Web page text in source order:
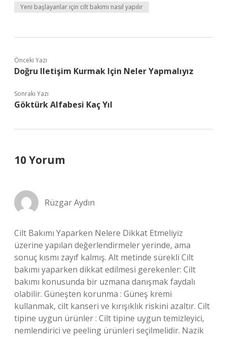
Yeni başlayanlar için cilt bakımı nasıl yapılır
Önceki Yazı
Doğru Iletişim Kurmak Için Neler Yapmalıyız
Sonraki Yazı
Göktürk Alfabesi Kaç Yıl
10 Yorum
Rüzgar Aydın
Cilt Bakımı Yaparken Nelere Dikkat Etmeliyiz
üzerine yapılan değerlendirmeler yerinde, ama
sonuç kısmı zayıf kalmış. Alt metinde sürekli Cilt
bakımı yaparken dikkat edilmesi gerekenler: Cilt
bakımı konusunda bir uzmana danışmak faydalı
olabilir. Güneşten korunma : Güneş kremi
kullanmak, cilt kanseri ve kırışıklık riskini azaltır. Cilt
tipine uygun ürünler : Cilt tipine uygun temizleyici,
nemlendirici ve peeling ürünleri seçilmelidir. Nazik